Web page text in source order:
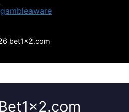
bet1x2.com